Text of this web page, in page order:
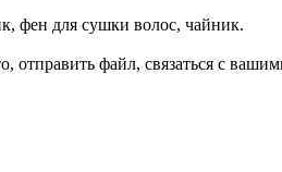
фен для сушки волос, чайник.
отправить файл, связаться с